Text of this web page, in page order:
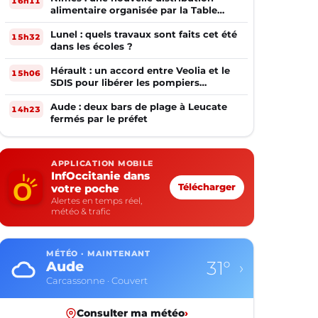
alimentaire organisée par la Table
Ouverte
15h32
Lunel : quels travaux sont faits cet été
dans les écoles ?
15h06
Hérault : un accord entre Veolia et le
SDIS pour libérer les pompiers
volontaires
14h23
Aude : deux bars de plage à Leucate
fermés par le préfet
APPLICATION MOBILE
InfOccitanie dans
votre poche
Alertes en temps réel,
météo & trafic
Télécharger
MÉTÉO · MAINTENANT
Aude
Carcassonne · Couvert
31° ›
Consulter ma météo›